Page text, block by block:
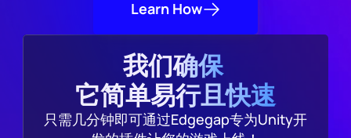
Learn How
我们确保
它简单易行且快速
只需几分钟即可通过Edgegap专为Unity开